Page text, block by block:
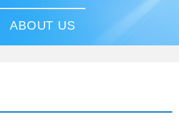
ABOUT US